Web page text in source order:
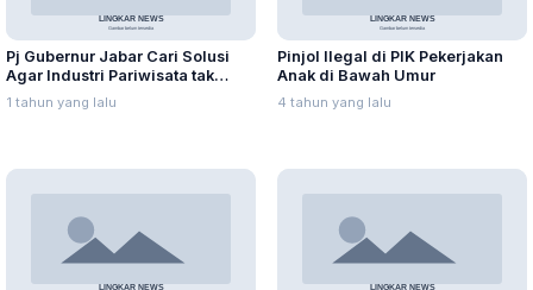
Pj Gubernur Jabar Cari Solusi
Agar Industri Pariwisata tak
Terdampak Akibat Efisiensi
Anggaran
1 tahun yang lalu
Pinjol Ilegal di PIK Pekerjakan
Anak di Bawah Umur
4 tahun yang lalu